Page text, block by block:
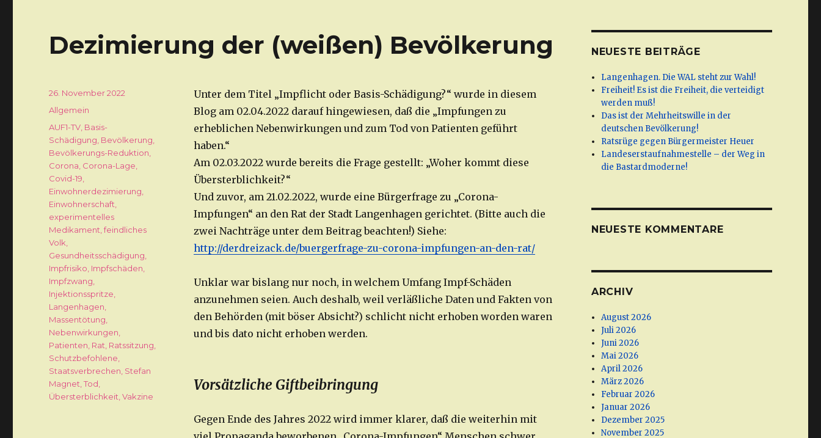
Dezimierung der (weißen) Bevölkerung
Unter dem Titel „Impflicht oder Basis-Schädigung?“ wurde in diesem
Blog am 02.04.2022 darauf hingewiesen, daß die „Impfungen zu
erheblichen Nebenwirkungen und zum Tod von Patienten geführt
haben.“
Am 02.03.2022 wurde bereits die Frage gestellt: „Woher kommt diese
Übersterblichkeit?“
Und zuvor, am 21.02.2022, wurde eine Bürgerfrage zu „Corona-
Impfungen“ an den Rat der Stadt Langenhagen gerichtet. (Bitte auch die
zwei Nachträge unter dem Beitrag beachten!) Siehe:
http://derdreizack.de/buergerfrage-zu-corona-impfungen-an-den-rat/
Unklar war bislang nur noch, in welchem Umfang Impf-Schäden
anzunehmen seien. Auch deshalb, weil verläßliche Daten und Fakten von
den Behörden (mit böser Absicht?) schlicht nicht erhoben worden waren
und bis dato nicht erhoben werden.
Vorsätzliche Giftbeibringung
Gegen Ende des Jahres 2022 wird immer klarer, daß die weiterhin mit
Veröffentlicht
am
26. November 2022
Kategorien
Allgemein
Schlagwörter
AUF1-TV Basis-
Schädigung Bevölkerung
Bevölkerungs-Reduktion
Corona Corona-Lage
Covid-19
Einwohnerdezimierung
Einwohnerschaft
experimentelles
Medikament ,feindliches
Volk
Gesundheitsschädigung
Impfrisiko Impfschäden
Impfzwang
Injektionsspritze
Langenhagen
Massentötung
Nebenwirkungen
Patienten Rat Ratssitzung
Schutzbefohlene
Staatsverbrechen Stefan
Magnet ,Tod
Übersterblichkeit ,Vakzine
NEUESTE BEITRÄGE
Langenhagen. Die WAL steht zur Wahl!
Freiheit! Es ist die Freiheit, die verteidigt
werden muß!
Das ist der Mehrheitswille in der
deutschen Bevölkerung!
Ratsrüge gegen Bürgermeister Heuer
Landeserstaufnahmestelle – der Weg in
die Bastardmoderne!
NEUESTE KOMMENTARE
ARCHIV
August 2026
Juli 2026
Juni 2026
Mai 2026
April 2026
März 2026
Februar 2026
Januar 2026
Dezember 2025
November 2025